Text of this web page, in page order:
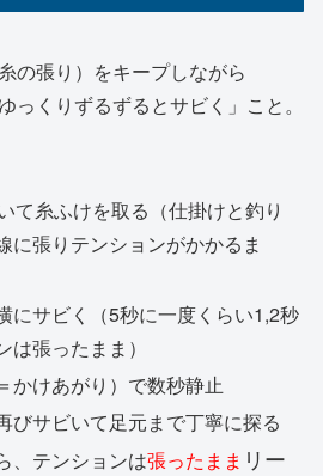
の張り）をキープしながら
っくりずるずるとサビく」こと。
て糸ふけを取る（仕掛けと釣り
に張りテンションがかかるま
にサビく
（5秒に一度くらい1,2秒
張ったまま）
かけあがり）で数秒静止
びサビいて足元まで丁寧に探る
、テンションは張ったまま リー